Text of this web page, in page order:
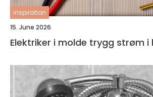
inspiration
15. June 2026
Elektriker i molde